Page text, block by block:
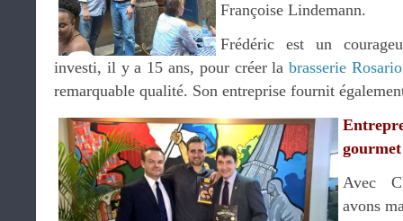
Françoise Lindemann.
Frédéric est un
investi, il y a 15 ans, pour créer labrasserie Rosario
remarquable qualité. Son entreprise fournit
Avec
avons